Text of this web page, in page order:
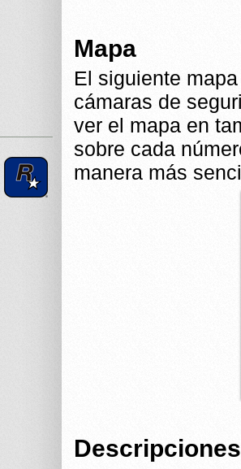
Mapa
El siguiente
cámaras de
ver el mapa en
sobre cada
manera más
Descripciones